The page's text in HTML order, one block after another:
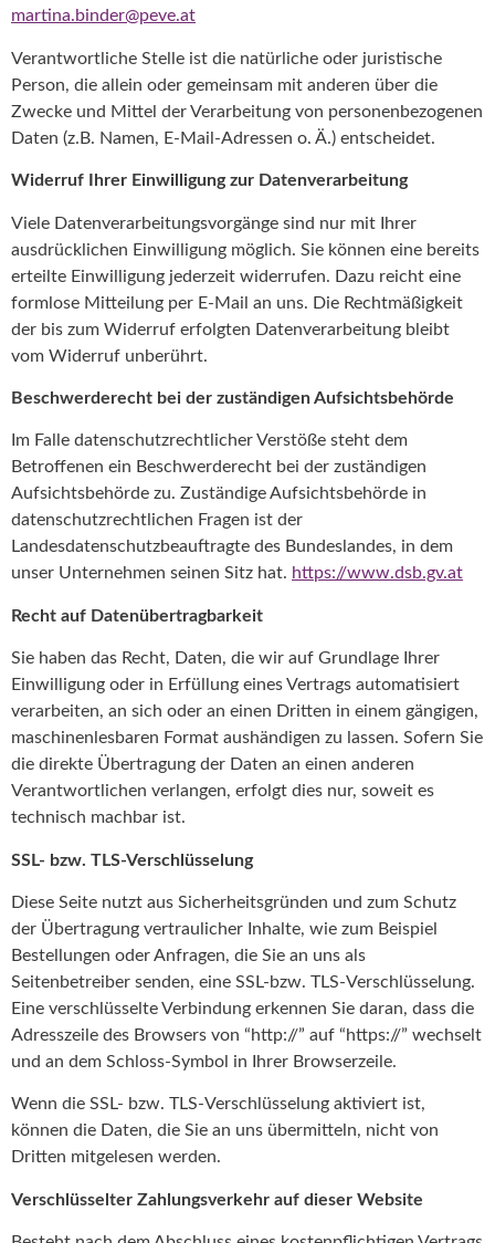
martina.binder@peve.at
Verantwortliche Stelle ist die natürliche oder juristische
Person, die allein oder gemeinsam mit anderen über die
Zwecke und Mittel der Verarbeitung von personenbezogenen
Daten (z.B. Namen, E-Mail-Adressen o. Ä.) entscheidet.
Widerruf Ihrer Einwilligung zur Datenverarbeitung
Viele Datenverarbeitungsvorgänge sind nur mit Ihrer
ausdrücklichen Einwilligung möglich. Sie können eine bereits
erteilte Einwilligung jederzeit widerrufen. Dazu reicht eine
formlose Mitteilung per E-Mail an uns. Die Rechtmäßigkeit
der bis zum Widerruf erfolgten Datenverarbeitung bleibt
vom Widerruf unberührt.
Beschwerderecht bei der zuständigen Aufsichtsbehörde
Im Falle datenschutzrechtlicher Verstöße steht dem
Betroffenen ein Beschwerderecht bei der zuständigen
Aufsichtsbehörde zu. Zuständige Aufsichtsbehörde in
datenschutzrechtlichen Fragen ist der
Landesdatenschutzbeauftragte des Bundeslandes, in dem
unser Unternehmen seinen Sitz hat. https://www.dsb.gv.at
Recht auf Datenübertragbarkeit
Sie haben das Recht, Daten, die wir auf Grundlage Ihrer
Einwilligung oder in Erfüllung eines Vertrags automatisiert
verarbeiten, an sich oder an einen Dritten in einem gängigen,
maschinenlesbaren Format aushändigen zu lassen. Sofern Sie
die direkte Übertragung der Daten an einen anderen
Verantwortlichen verlangen, erfolgt dies nur, soweit es
technisch machbar ist.
SSL- bzw. TLS-Verschlüsselung
Diese Seite nutzt aus Sicherheitsgründen und zum Schutz
der Übertragung vertraulicher Inhalte, wie zum Beispiel
Bestellungen oder Anfragen, die Sie an uns als
Seitenbetreiber senden, eine SSL-bzw. TLS-Verschlüsselung.
Eine verschlüsselte Verbindung erkennen Sie daran, dass die
Adresszeile des Browsers von “http://” auf “https://” wechselt
und an dem Schloss-Symbol in Ihrer Browserzeile.
Wenn die SSL- bzw. TLS-Verschlüsselung aktiviert ist,
können die Daten, die Sie an uns übermitteln, nicht von
Dritten mitgelesen werden.
Verschlüsselter Zahlungsverkehr auf dieser Website